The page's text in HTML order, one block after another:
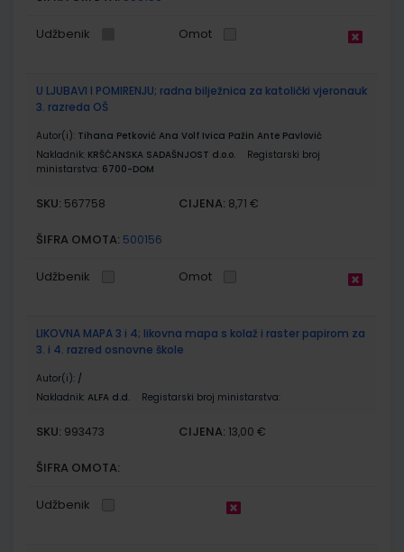
Udžbenik Omot
U LJUBAVI I POMIRENJU; radna bilježnica za katolički vjeronauk
3. razreda OŠ
Autor(i): Tihana Petković Ana Volf Ivica Pažin Ante Pavlović
Nakladnik: KRŠĆANSKA SADAŠNJOST d.o.o.
Registarski broj
ministarstva: 6700-DOM
SKU: 567758 CIJENA: 8,71 €
ŠIFRA OMOTA: 500156
Udžbenik Omot
LIKOVNA MAPA 3 i 4; likovna mapa s kolaž i raster papirom za
3. i 4. razred osnovne škole
Autor(i): /
Nakladnik: ALFA d.d. Registarski broj ministarstva:
SKU: 993473 CIJENA: 13,00 €
ŠIFRA OMOTA:
Udžbenik